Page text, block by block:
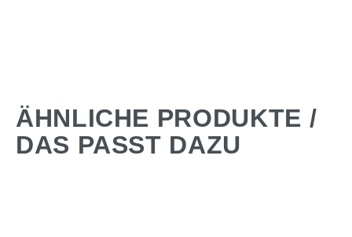
ÄHNLICHE PRODUKTE /
DAS PASST DAZU